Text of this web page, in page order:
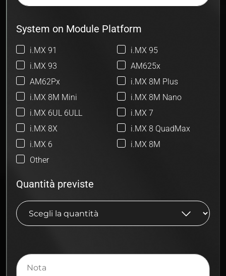
System on Module Platform
i.MX 91
i.MX 95
i.MX 93
AM625x
AM62Px
i.MX 8M Plus
i.MX 8M Mini
i.MX 8M Nano
i.MX 6UL 6ULL
i.MX 7
i.MX 8X
i.MX 8 QuadMax
i.MX 6
i.MX 8M
Other
Quantità previste
Nota